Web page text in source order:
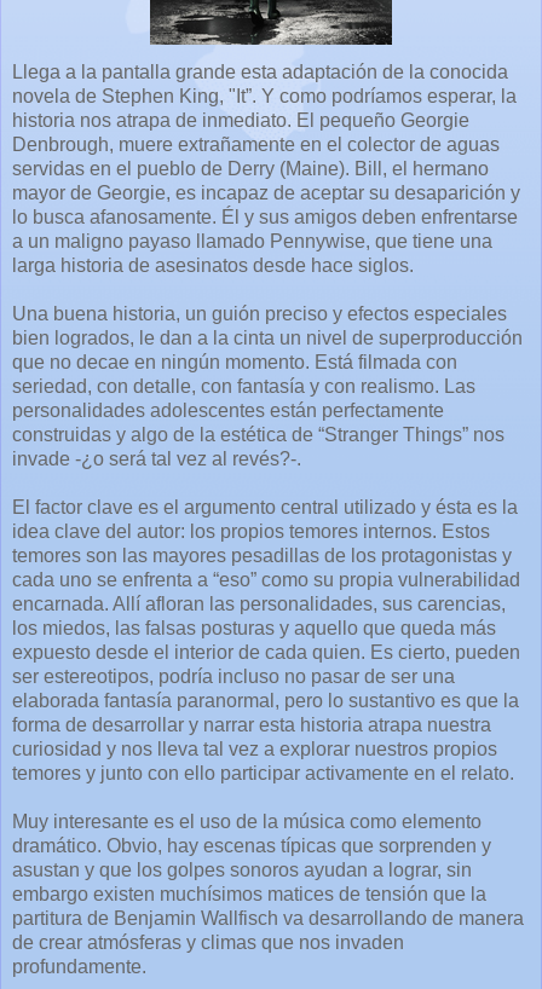
Llega a la pantalla grande esta adaptación de la conocida
novela de Stephen King, "It”. Y como podríamos esperar, la
historia nos atrapa de inmediato. El pequeño Georgie
Denbrough, muere extrañamente en el colector de aguas
servidas en el pueblo de Derry (Maine). Bill, el hermano
mayor de Georgie, es incapaz de aceptar su desaparición y
lo busca afanosamente. Él y sus amigos deben enfrentarse
a un maligno payaso llamado Pennywise, que tiene una
larga historia de asesinatos desde hace siglos.
Una buena historia, un guión preciso y efectos especiales
bien logrados, le dan a la cinta un nivel de superproducción
que no decae en ningún momento. Está filmada con
seriedad, con detalle, con fantasía y con realismo. Las
personalidades adolescentes están perfectamente
construidas y algo de la estética de “Stranger Things” nos
invade -¿o será tal vez al revés?-.
El factor clave es el argumento central utilizado y ésta es la
idea clave del autor: los propios temores internos. Estos
temores son las mayores pesadillas de los protagonistas y
cada uno se enfrenta a “eso” como su propia vulnerabilidad
encarnada. Allí afloran las personalidades, sus carencias,
los miedos, las falsas posturas y aquello que queda más
expuesto desde el interior de cada quien. Es cierto, pueden
ser estereotipos, podría incluso no pasar de ser una
elaborada fantasía paranormal, pero lo sustantivo es que la
forma de desarrollar y narrar esta historia atrapa nuestra
curiosidad y nos lleva tal vez a explorar nuestros propios
temores y junto con ello participar activamente en el relato.
Muy interesante es el uso de la música como elemento
dramático. Obvio, hay escenas típicas que sorprenden y
asustan y que los golpes sonoros ayudan a lograr, sin
embargo existen muchísimos matices de tensión que la
partitura de Benjamin Wallfisch va desarrollando de manera
de crear atmósferas y climas que nos invaden
profundamente.